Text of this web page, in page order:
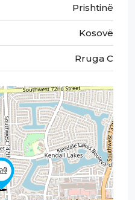
Prishtinë
Kosovë
Rruga C